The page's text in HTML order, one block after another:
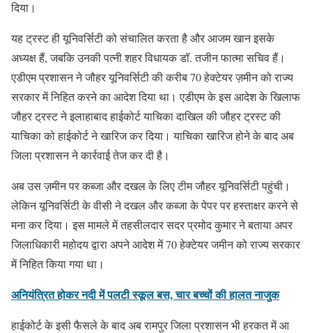
दिया।
यह ट्रस्ट ही यूनिवर्सिटी को संचालित करता है और आजम खान इसके
अध्यक्ष हैं, जबकि उनकी पत्नी शहर विधायक डॉ. तजीन फात्मा सचिव हैं।
एडीएम प्रशासन ने जौहर यूनिवर्सिटी की करीब 70 हेक्टेयर ज़मीन को राज्य
सरकार में निहित करने का आदेश दिया था। एडीएम के इस आदेश के खिलाफ
जौहर ट्रस्ट ने इलाहाबाद हाईकोर्ट याचिका दाखिल की जौहर ट्रस्ट की
याचिका को हाईकोर्ट ने खारिज कर दिया। याचिका खारिज होने के बाद अब
जिला प्रशासन ने कार्रवाई तेज कर दी है।
अब उस ज़मीन पर कब्जा और दखल के लिए टीम जौहर यूनिवर्सिटी पहुंची।
लेकिन यूनिवर्सिटी के वीसी ने दखल और कब्जा के पेपर पर हस्ताक्षर करने से
मना कर दिया। इस मामले में तहसीलदार सदर प्रमोद कुमार ने बताया अपर
जिलाधिकारी महोदय द्वारा अपने आदेश में 70 हेक्टेयर जमीन को राज्य सरकार
में निहित किया गया था।
अनियंत्रित होकर नदी में पलटी स्कूल बस, चार बच्चों की हालत नाजुक
हाईकोर्ट के इसी फैसले के बाद अब रामपुर जिला प्रशासन भी हरकत में आ